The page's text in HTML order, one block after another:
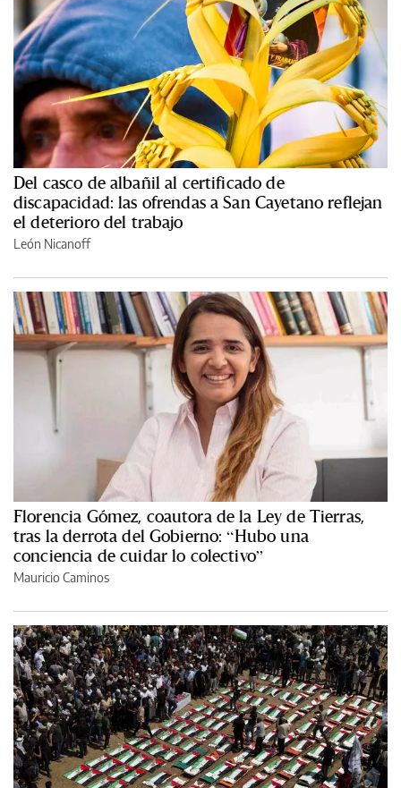
Del casco de albañil al certificado de
discapacidad: las ofrendas a San Cayetano reflejan
el deterioro del trabajo
León Nicanoff
Florencia Gómez, coautora de la Ley de Tierras,
tras la derrota del Gobierno: “Hubo una
conciencia de cuidar lo colectivo”
Mauricio Caminos